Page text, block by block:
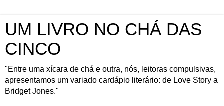
UM LIVRO NO CHÁ DAS
CINCO
"Entre uma xícara de chá e outra, nós, leitoras compulsivas,
apresentamos um variado cardápio literário: de Love Story a
Bridget Jones."